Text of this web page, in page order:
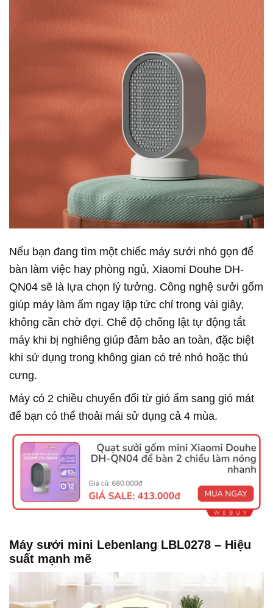
Nếu bạn đang tìm một chiếc máy sưởi nhỏ gọn để
bàn làm việc hay phòng ngủ, Xiaomi Douhe DH-
QN04 sẽ là lựa chọn lý tưởng. Công nghệ sưởi gốm
giúp máy làm ấm ngay lập tức chỉ trong vài giây,
không cần chờ đợi. Chế độ chống lật tự động tắt
máy khi bị nghiêng giúp đảm bảo an toàn, đặc biệt
khi sử dụng trong không gian có trẻ nhỏ hoặc thú
cưng.
Máy có 2 chiều chuyển đổi từ gió ấm sang gió mát
để bạn có thể thoải mái sử dụng cả 4 mùa.
Máy sưởi mini Lebenlang LBL0278 – Hiệu
suất mạnh mẽ